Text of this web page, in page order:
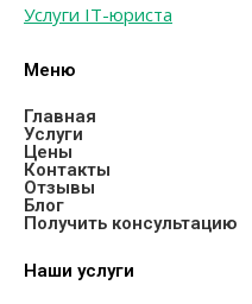
Услуги IT-юриста
Меню
Главная
Услуги
Цены
Контакты
Отзывы
Блог
Получить консультацию
Наши услуги